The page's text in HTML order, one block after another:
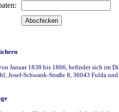
Januar 1838 bis 1866, befindet sich im
Josef-Schwank-Straße 8, 36043 Fulda